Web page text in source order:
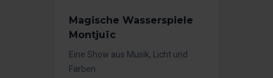
Magische Wasserspiele
Montjuïc
Eine Show aus Musik, Licht und
Farben